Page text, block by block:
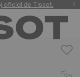
oficial de Tissot.